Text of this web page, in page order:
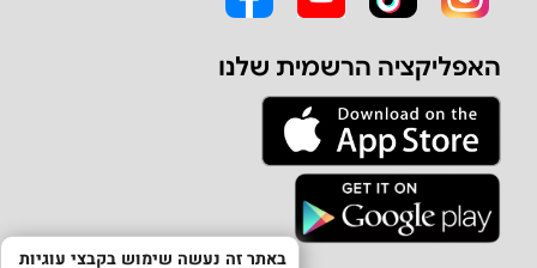
האפליקציה הרשמית שלנו
באתר זה נעשה שימוש בקבצי עוגיות